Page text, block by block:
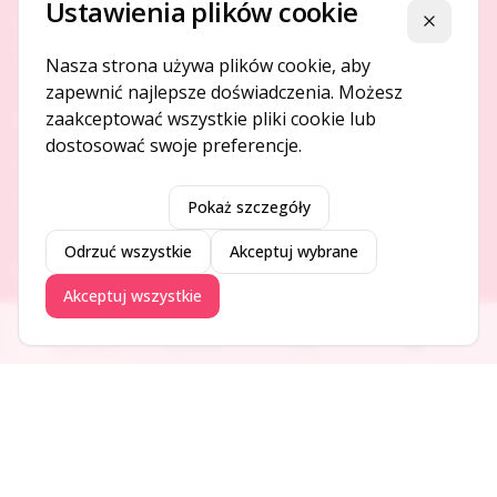
Platforma ogłoszeń i firm, która łączy ludzi i rozwija biznes
O NAS
DODAJ I PROMUJ
Dodaj ogłoszenie
Dodaj firmę
Ogłoszenia Aktualności Firmy Blog
Ustawienia plików cookie Zamknij
Nasza strona używa plików cookie, aby
zapewnić najlepsze doświadczenia. Możesz
zaakceptować wszystkie pliki cookie lub
dostosować swoje preferencje.
Pokaż szczegóły
Odrzuć wszystkie Akceptuj wybrane
Akceptuj wszystkie